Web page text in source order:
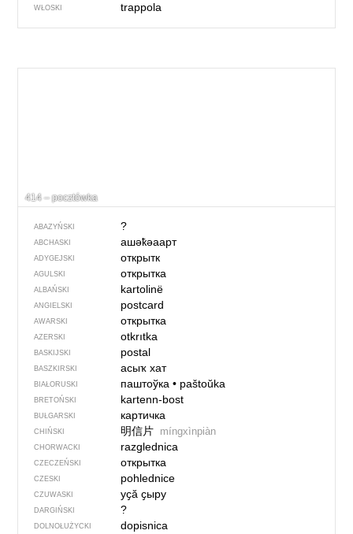
WŁOSKI trappola
414 – pocztówka
ABAZYŃSKI ?
ABCHASKI ашәҟәаарт
ADYGEJSKI открытк
AGULSKI открытка
ALBAŃSKI kartolinë
ANGIELSKI postcard
AWARSKI открытка
AZERSKI otkrıtka
BASKIJSKI postal
BASZKIRSKI асыҡ хат
BIAŁORUSKI паштоўка• paštoŭka
BRETOŃSKI kartenn-bost
BUŁGARSKI картичка
CHIŃSKI 明信片 míngxìnpiàn
CHORWACKI razglednica
CZECZEŃSKI открытка
CZESKI pohlednice
CZUWASKI уҫӑ ҫыру
DARGIŃSKI ?
DOLNOŁUŻYCKI dopisnica